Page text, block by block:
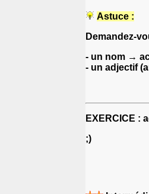
Astuce :
Demandez-
- un nom →
- un adjectif
EXERCICE :
;)